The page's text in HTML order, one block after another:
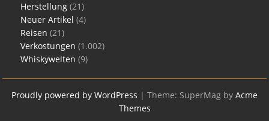
Herstellung (21)
Neuer Artikel (4)
Reisen (21)
Verkostungen (1.002)
Whiskywelten (9)
Proudly powered by WordPress | Theme: SuperMag by Acme
Themes